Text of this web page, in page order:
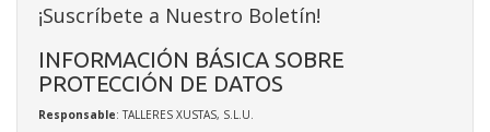
¡Suscríbete a Nuestro Boletín!
INFORMACIÓN BÁSICA SOBRE
PROTECCIÓN DE DATOS
Responsable: TALLERES XUSTAS, S.L.U.